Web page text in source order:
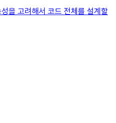
을 고려해서 코드 전체를 설계할